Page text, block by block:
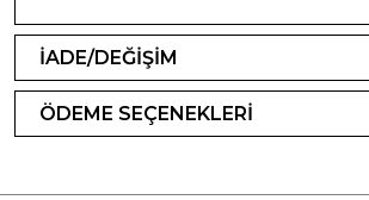
İADE/DEĞİŞİM
ÖDEME SEÇENEKLERİ